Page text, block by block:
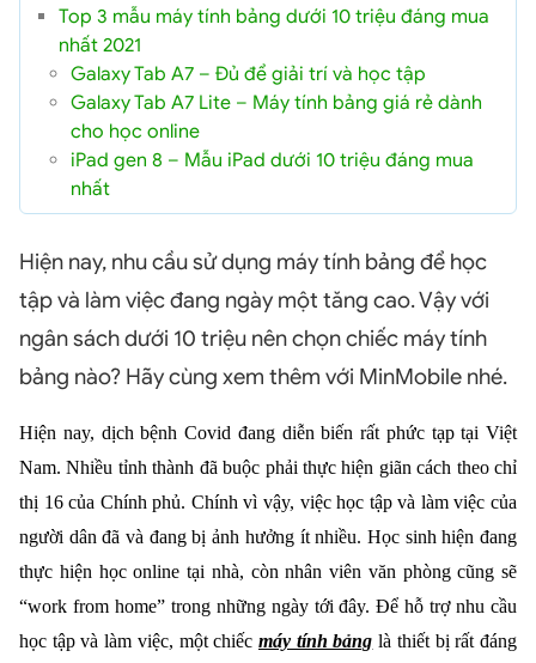
Top 3 mẫu máy tính bảng dưới 10 triệu đáng mua
nhất 2021
Galaxy Tab A7 – Đủ để giải trí và học tập
Galaxy Tab A7 Lite – Máy tính bảng giá rẻ dành
cho học online
iPad gen 8 – Mẫu iPad dưới 10 triệu đáng mua
nhất
Hiện nay, nhu cầu sử dụng máy tính bảng để học
tập và làm việc đang ngày một tăng cao. Vậy với
ngân sách dưới 10 triệu nên chọn chiếc máy tính
bảng nào? Hãy cùng xem thêm với MinMobile nhé.
Hiện nay, dịch bệnh Covid đang diễn biến rất phức tạp tại Việt
Nam. Nhiều tỉnh thành đã buộc phải thực hiện giãn cách theo chỉ
thị 16 của Chính phủ. Chính vì vậy, việc học tập và làm việc của
người dân đã và đang bị ảnh hưởng ít nhiều. Học sinh hiện đang
thực hiện học online tại nhà, còn nhân viên văn phòng cũng sẽ
“work from home” trong những ngày tới đây. Để hỗ trợ nhu cầu
học tập và làm việc, một chiếc máy tính bảng là thiết bị rất đáng